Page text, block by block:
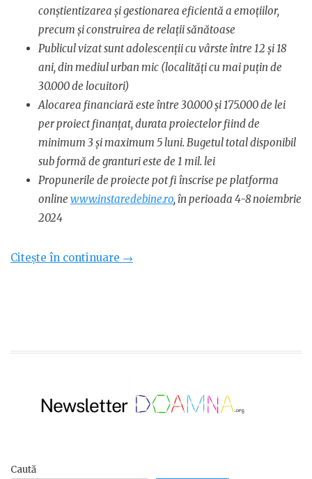
conștientizarea și gestionarea eficientă a emoțiilor,
precum și construirea de relații sănătoase
Publicul vizat sunt adolescenții cu vârste între 12 și 18
ani, din mediul urban mic (localități cu mai puțin de
30.000 de locuitori)
Alocarea financiară este între 30.000 și 175.000 de lei
per proiect finanțat, durata proiectelor fiind de
minimum 3 și maximum 5 luni. Bugetul total disponibil
sub formă de granturi este de 1 mil. lei
Propunerile de proiecte pot fi înscrise pe platforma
online www.instaredebine.ro, în perioada 4-8 noiembrie
2024
Citește în continuare „#ÎnStareSăAjut:
de
proiecte
→
Caută